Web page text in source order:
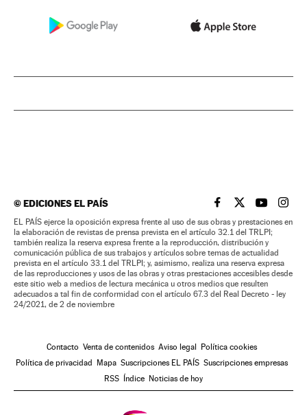
©EDICIONES EL PAÍS EL PAÍS BRASIL EN
EL PAÍSEL PAÍS
EL
EL PAÍS ejerce la oposición expresa frente al uso de sus obras y prestaciones en
la elaboración de revistas de prensa prevista en el artículo 32.1 del TRLPI;
también realiza la reserva expresa frente a la reproducción, distribución y
comunicación pública de sus trabajos y artículos sobre temas de actualidad
prevista en el artículo 33.1 del TRLPI; y, asimismo, realiza una reserva expresa
de las reproducciones y usos de las obras y otras prestaciones accesibles desde
este sitio web a medios de lectura mecánica u otros medios que resulten
adecuados a tal fin de conformidad con el artículo 67.3 del Real Decreto - ley
24/2021, de 2 de noviembre
Contacto Venta de contenidos Aviso legal Política cookies
Política de privacidad Mapa Suscripciones EL PAÍS Suscripciones empresas
RSS Índice Noticias de hoy